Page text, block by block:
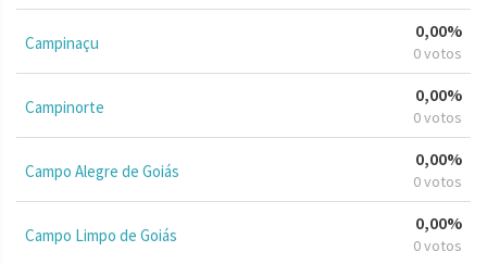
Campinaçu
0,00%
0 votos
Campinorte
0,00%
0 votos
Campo Alegre de Goiás
0,00%
0 votos
Campo Limpo de Goiás
0,00%
0 votos